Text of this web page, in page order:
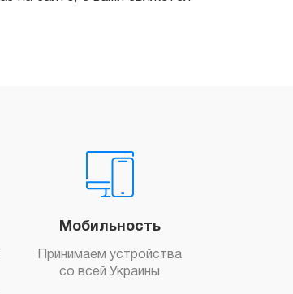
Мобильность
Принимаем устройства
со всей Украины